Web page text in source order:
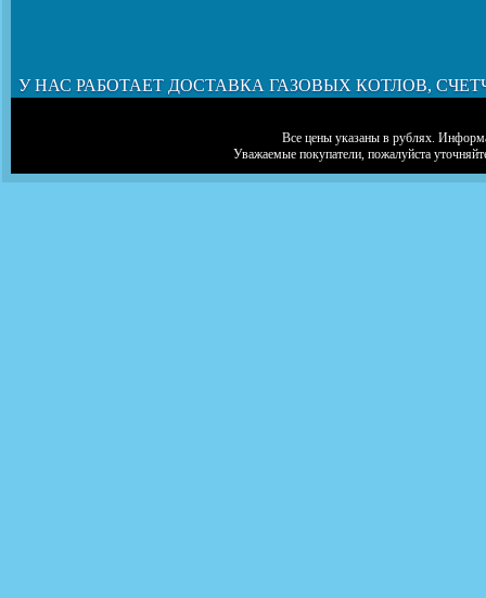
У НАС РАБОТАЕТ ДОСТАВКА ГАЗОВЫХ КОТЛОВ,
Все цены указаны в рублях.
Уважаемые покупатели, пожалуйста